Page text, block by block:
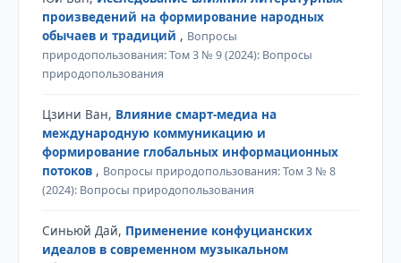
произведений на формирование народных
обычаев и традиций , Вопросы
природопользования: Том 3 № 9 (2024): Вопросы
природопользования
Цзини Ван, Влияние смарт-медиа на
международную коммуникацию и
формирование глобальных информационных
потоков , Вопросы природопользования: Том 3 № 8
(2024): Вопросы природопользования
Синьюй Дай, Применение конфуцианских
идеалов в современном музыкальном